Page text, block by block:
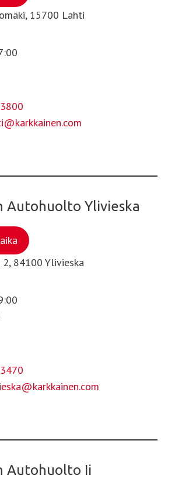
15700 Lahti
Autohuolto Ylivieska
84100 Ylivieska
Autohuolto Ii